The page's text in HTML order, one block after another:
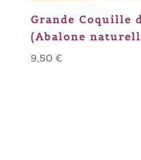
Grande Coquille
(Abalone
9,50 €